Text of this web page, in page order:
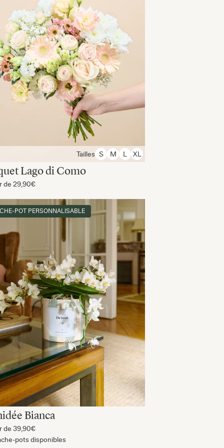
Tailles S M XL
Lago di Como
de 29,90€
POT PERSONNALISABLE
Bianca
de 39,90€
pots disponibles